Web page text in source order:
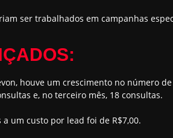
ser trabalhados em campanhas
houve um crescimento no número
e, no terceiro mês, 18 consultas.
um custo por lead foi de R$7,00.